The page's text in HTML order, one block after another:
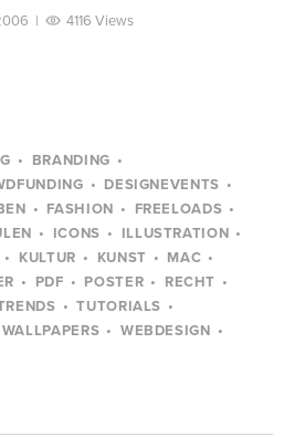
| 4116 Views
BRANDING
DESIGNEVENTS
FASHION
FREELOADS
ICONS
ILLUSTRATION
KULTUR KUNST
MAC
PDF POSTER
RECHT
TUTORIALS
WALLPAPERS
WEBDESIGN